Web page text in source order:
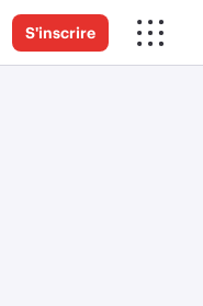
S'inscrire